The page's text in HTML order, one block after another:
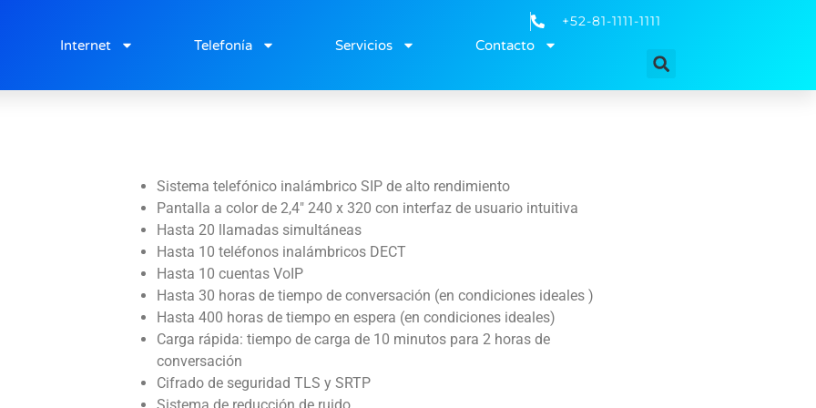
Internet Telefonía Servicios Contacto
+52-81-1111-1111
Sistema telefónico inalámbrico SIP de alto rendimiento
Pantalla a color de 2,4″ 240 x 320 con interfaz de usuario intuitiva
Hasta 20 llamadas simultáneas
Hasta 10 teléfonos inalámbricos DECT
Hasta 10 cuentas VoIP
Hasta 30 horas de tiempo de conversación (en condiciones ideales )
Hasta 400 horas de tiempo en espera (en condiciones ideales)
Carga rápida: tiempo de carga de 10 minutos para 2 horas de
conversación
Cifrado de seguridad TLS y SRTP